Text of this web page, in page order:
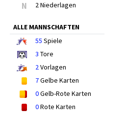
N 2 Niederlagen
ALLE MANNSCHAFTEN
55 Spiele
3 Tore
2Vorlagen
7Gelbe Karten
0Gelb-Rote Karten
0Rote Karten